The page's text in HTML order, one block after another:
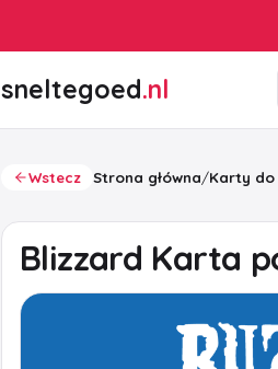
sneltegoed.nl
Wstecz Strona główna/Karty do
Blizzard Karta